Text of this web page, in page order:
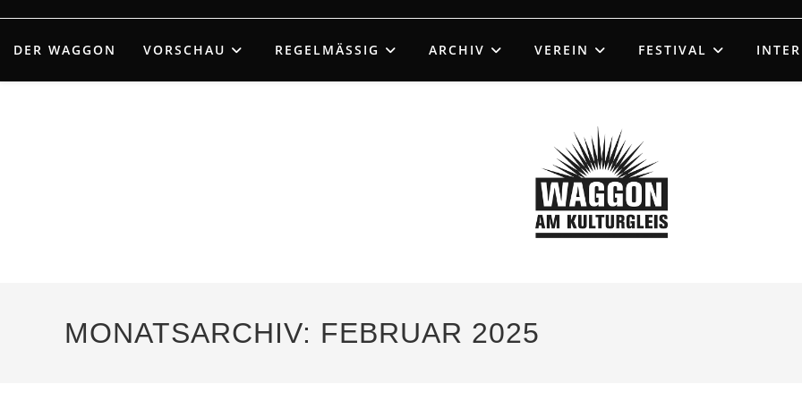
springen
DER WAGGON VORSCHAU REGELMÄSSIG ARCHIV VEREIN FESTIVAL
MONATSARCHIV: FEBRUAR 2025